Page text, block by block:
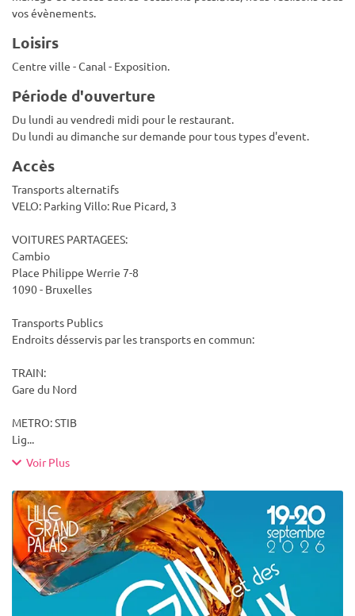
vos évènements.
Loisirs
Centre ville - Canal - Exposition.
Période d'ouverture
Du lundi au vendredi midi pour le restaurant.
Du lundi au dimanche sur demande pour tous types d'event.
Accès
Transports alternatifs
VELO: Parking Villo: Rue Picard, 3
VOITURES PARTAGEES:
Cambio
Place Philippe Werrie 7-8
1090 - Bruxelles
Transports Publics
Endroits désservis par les transports en commun:
TRAIN:
Gare du Nord
METRO: STIB
Lig...
Voir Plus